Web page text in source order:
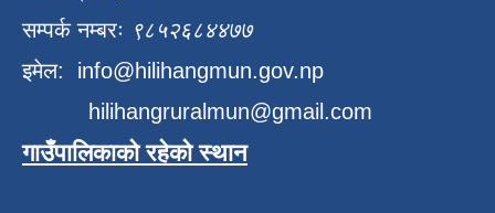
सम्पर्क नम्बरः ९८५२६८४४७७
इमेल: info@hilihangmun.gov.np
hilihangruralmun@gmail.com
गाउँपालिकाको रहेको स्थान